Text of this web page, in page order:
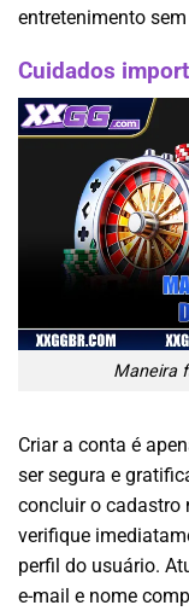
entretenimento
Cuidados
Maneira
Criar a conta é
ser segura e
concluir o cadastro
verifique
perfil do usuário.
e-mail e nome